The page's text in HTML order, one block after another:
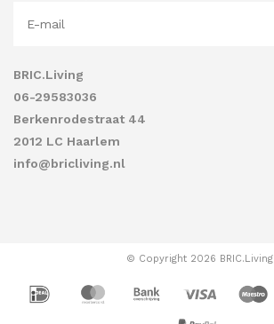
BRIC.Living
06-29583036
Berkenrodestraat 44
2012 LC Haarlem
info@bricliving.nl
© Copyright 2026 BRIC.Living